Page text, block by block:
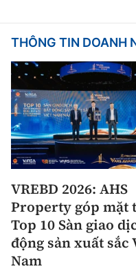
THÔNG TIN DOANH
VREBD 2026: AHS
Property góp mặt
Top 10 Sàn giao
động sản xuất sắc
Nam